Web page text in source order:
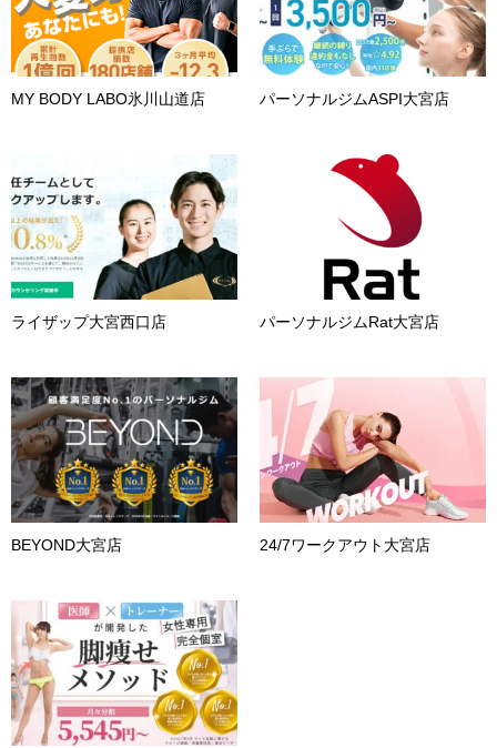
MY BODY LABO氷川山道店 パーソナルジムASPI大宮店
ライザップ大宮西口店 パーソナルジムRat大宮店
BEYOND大宮店 24/7ワークアウト大宮店